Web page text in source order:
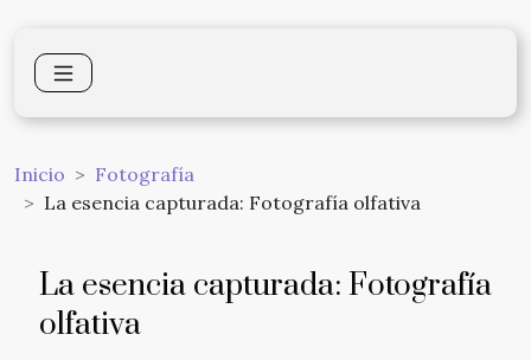
Inicio
Fotografía
La esencia capturada: Fotografía olfativa
La esencia capturada: Fotografía
olfativa